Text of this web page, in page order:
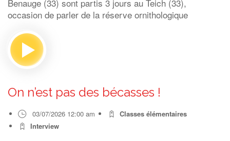
Benauge (33) sont partis 3 jours au Teich (33),
occasion de parler de la réserve ornithologique
On n’est pas des bécasses !
03/07/2026 12:00 am
Classes élémentaires
Interview